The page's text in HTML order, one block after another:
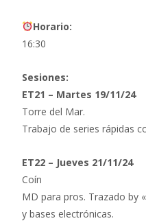
Horario:
16:30
Sesiones:
ET21 – Martes 19/11/24
Torre del Mar.
Trabajo de series rápidas
ET22 – Jueves 21/11/24
Coín
MD para pros. Trazado by
y bases electrónicas.